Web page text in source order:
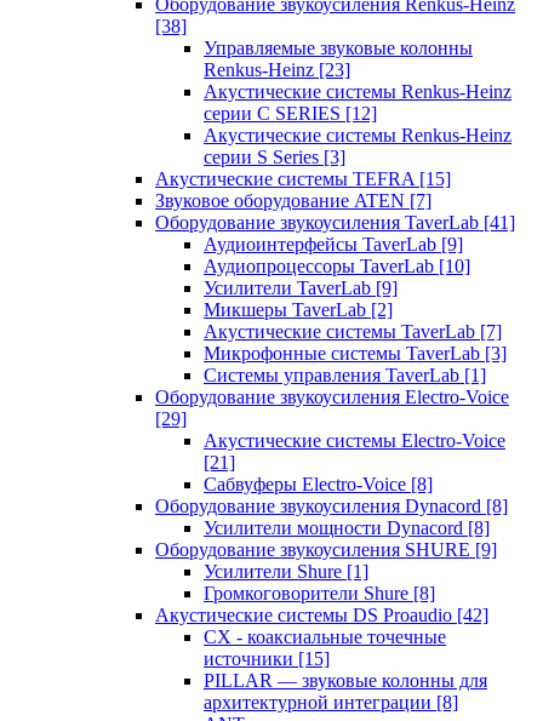
Оборудование звукоусиления Renkus-Heinz
[38]
Управляемые звуковые колонны
Renkus-Heinz [23]
Акустические системы Renkus-Heinz
серии C SERIES [12]
Акустические системы Renkus-Heinz
серии S Series [3]
Акустические системы TEFRA [15]
Звуковое оборудование ATEN [7]
Оборудование звукоусиления TaverLab [41]
Аудиоинтерфейсы TaverLab [9]
Аудиопроцессоры TaverLab [10]
Усилители TaverLab [9]
Микшеры TaverLab [2]
Акустические системы TaverLab [7]
Микрофонные системы TaverLab [3]
Системы управления TaverLab [1]
Оборудование звукоусиления Electro-Voice
[29]
Акустические системы Electro-Voice
[21]
Сабвуферы Electro-Voice [8]
Оборудование звукоусиления Dynacord [8]
Усилители мощности Dynacord [8]
Оборудование звукоусиления SHURE [9]
Усилители Shure [1]
Громкоговорители Shure [8]
Акустические системы DS Proaudio [42]
CX - коаксиальные точечные
источники [15]
PILLAR — звуковые колонны для
архитектурной интеграции [8]